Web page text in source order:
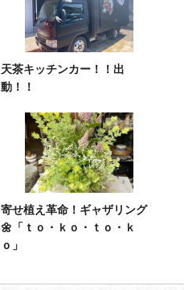
天茶キッチンカー！！出
動！！
寄せ植え革命！ギャザリング
🌼「ｔｏ・ｋｏ・ｔｏ・ｋ
ｏ」